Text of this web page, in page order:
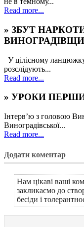
Read more...
» ЗБУТ
У цілісному ланцюжку
розслідують...
Read more...
» УРОКИ
Інтерв’ю з головою
Виноградівської...
Read more...
Додати коментар
Нам цікаві ваші
закликаємо до
бесіди і